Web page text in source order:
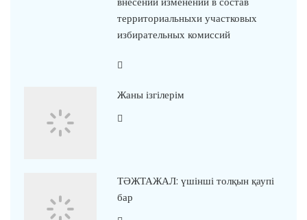
территориальныхи участковых
избирательных комиссий
Жаны ізгілерім
ТӘЖТАЖАЛ: үшінші толқын қаупі
бар